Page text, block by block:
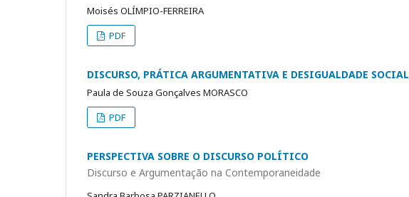
Moisés OLÍMPIO-FERREIRA
PDF
DISCURSO, PRÁTICA ARGUMENTATIVA E DESIGUALDADE SOCIAL
Paula de Souza Gonçalves MORASCO
PDF
PERSPECTIVA SOBRE O DISCURSO POLÍTICO
Discurso e Argumentação na Contemporaneidade